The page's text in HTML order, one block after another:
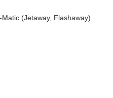
(Jetaway, Flashaway)